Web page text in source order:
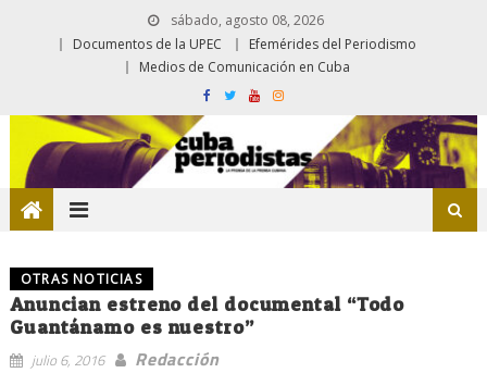
sábado, agosto 08, 2026
Documentos de la UPEC
Efemérides del Periodismo
Medios de Comunicación en Cuba
OTRAS NOTICIAS
Anuncian estreno del documental “Todo
Guantánamo es nuestro”
julio 6, 2016
Redacción